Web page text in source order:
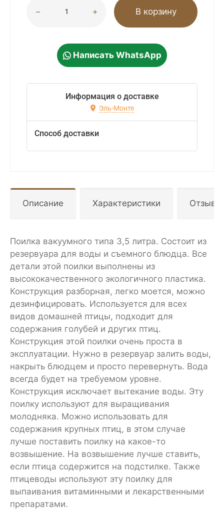
В корзину
Написать WhatsApp
Информация о доставке
Эль-Монте
Способ доставки
Описание Характеристики
Поилка вакуумного типа 3,5 литра. Состоит из
резервуара для воды и съемного блюдца. Все
детали этой поилки выполнены из
высококачественного экологичного пластика.
Конструкция разборная, легко моется, можно
дезинфицировать. Используется для всех
видов домашней птицы, подходит для
содержания голубей и других птиц.
Конструкция этой поилки очень проста в
эксплуатации. Нужно в резервуар залить воды,
накрыть блюдцем и просто перевернуть. Вода
всегда будет на требуемом уровне.
Конструкция исключает вытекание воды. Эту
поилку используют для выращивания
молодняка. Можно использовать для
содержания крупных птиц, в этом случае
лучше поставить поилку на какое-то
возвышение. На возвышение лучше ставить,
если птица содержится на подстилке. Также
птицеводы используют эту поилку для
выпаивания витаминными и лекарственными
препаратами.